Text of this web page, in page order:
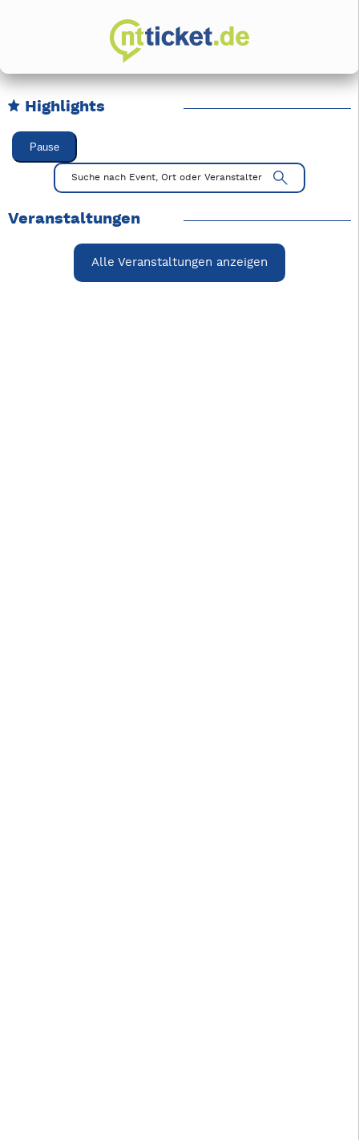
Highlights
Karussell Veranstaltungen überspringen
Pause
Mit Tab zu den Steuerelementen wechseln. Mit Pfeiltasten
Suche nach Event, Ort oder Veranstalter
Veranstaltungen
Alle Veranstaltungen anzeigen